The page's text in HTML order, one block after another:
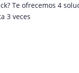
Te ofrecemos 4
3 veces